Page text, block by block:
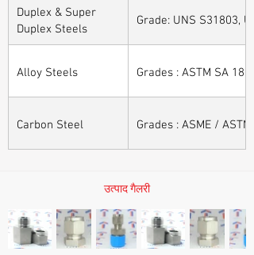
Duplex & Super
Duplex Steels
Grade: UNS S31803,
Alloy Steels Grades : ASTM SA
Carbon Steel Grades : ASME /
उत्पाद गैलरी